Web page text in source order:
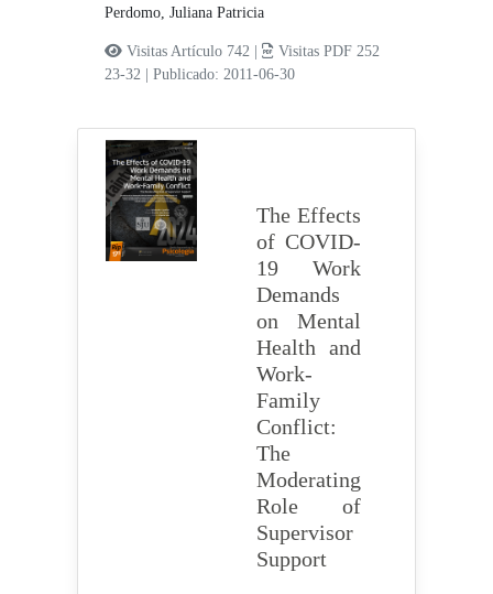
Perdomo, Juliana Patricia
Visitas Artículo 742 |
Visitas PDF 252
23-32
|Publicado: 2011-06-30
The Effects
of COVID-
19 Work
Demands
on Mental
Health and
Work-
Family
Conflict:
The
Moderating
Role of
Supervisor
Support